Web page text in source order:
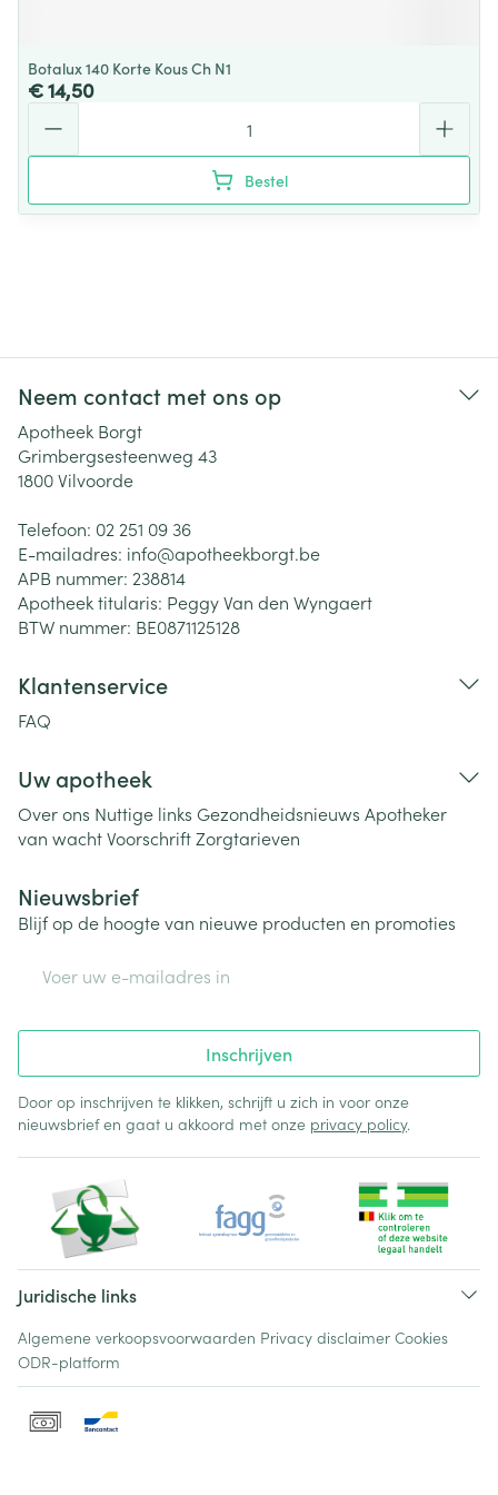
Botalux 140 Korte Kous Ch N1
€ 14,50
Bestel
Neem contact met ons op
Apotheek Borgt
Grimbergsesteenweg 43
1800Vilvoorde
Telefoon: 02 251 09 36
E-mailadres: info@apotheekborgt.be
APB nummer: 238814
Apotheek titularis: Peggy Van den Wyngaert
BTW nummer: BE0871125128
Klantenservice
FAQ
Uw apotheek
Over ons Nuttige links Gezondheidsnieuws Apotheker
van wachtVoorschriftZorgtarieven
Nieuwsbrief
Blijf op de hoogte van nieuwe producten en promoties
Inschrijven
Door op inschrijven te klikken, schrijft u zich in voor onze
nieuwsbrief en gaat u akkoord met onze privacy policy.
Juridische links
Algemene verkoopsvoorwaarden Privacy disclaimer Cookies
ODR-platform